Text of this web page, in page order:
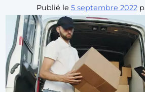
Publié le 5 septembre 2022